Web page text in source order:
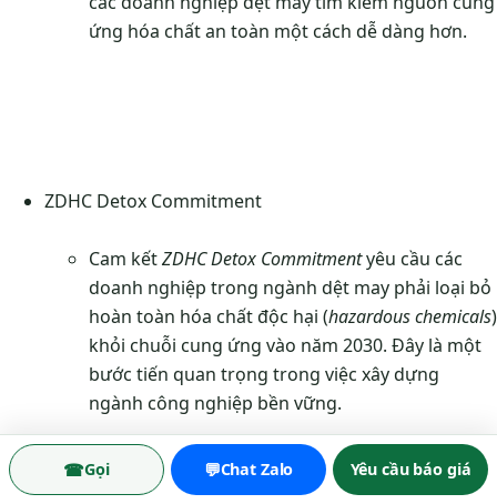
ứng hóa chất an toàn một cách dễ dàng hơn.
ZDHC Detox Commitment
Cam kếtZDHC Detox Commitmentyêu cầu các
doanh nghiệp trong ngành dệt may phải loại bỏ
hoàn toàn hóa chất độc hại (hazardous chemicals)
khỏi chuỗi cung ứng vào năm 2030. Đây là một
bước tiến quan trọng trong việc xây dựng
ngành công nghiệp bền vững.
☎Gọi 💬Chat Zalo Yêu cầu báo giá